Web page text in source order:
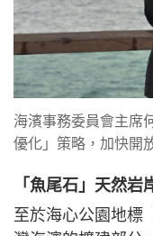
海濱事務委員會主席
優化」策略，加快開
「魚尾石」天然
至於海心公園地標